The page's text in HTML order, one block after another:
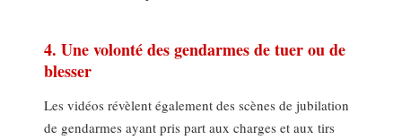
4. Une volonté des gendarmes de tuer ou de
blesser
Les vidéos révèlent également des scènes de jubilation
de gendarmes ayant pris part aux charges et aux tirs